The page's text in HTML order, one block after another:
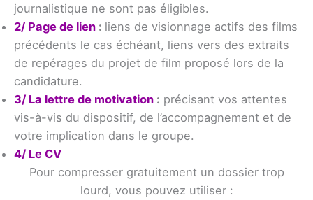
journalistique ne sont pas éligibles.
2/ Page de lien : liens de visionnage actifs des films
précédents le cas échéant, liens vers des extraits
de repérages du projet de film proposé lors de la
candidature.
3/ La lettre de motivation : précisant vos attentes
vis-à-vis du dispositif, de l’accompagnement et de
votre implication dans le groupe.
4/ Le CV
Pour compresser gratuitement un dossier trop
lourd, vous pouvez utiliser :